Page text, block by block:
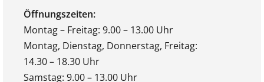
Öffnungszeiten:
Montag – Freitag: 9.00 – 13.00 Uhr
Montag, Dienstag, Donnerstag, Freitag:
14.30 – 18.30 Uhr
Samstag: 9.00 – 13.00 Uhr